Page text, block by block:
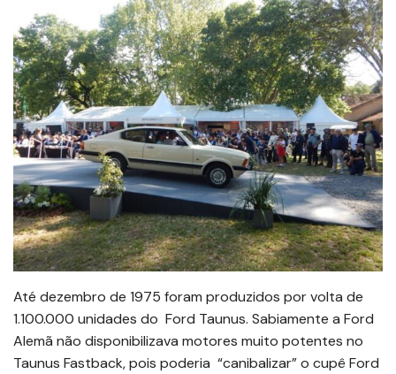
Até dezembro de 1975 foram produzidos por volta de
1.100.000 unidades do Ford Taunus. Sabiamente a Ford
Alemã não disponibilizava motores muito potentes no
Taunus Fastback, pois poderia “canibalizar” o cupê Ford